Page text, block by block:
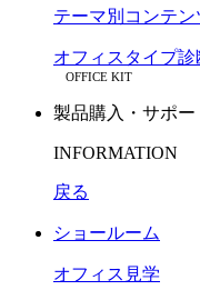
テーマ別コンテン
オフィスタイプ診
OFFICE KIT
製品購入・サポー
INFORMATION
戻る
ショールーム
オフィス見学